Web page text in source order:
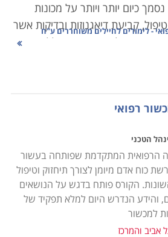
כיום יותר ויותר על מכונות
קביעת דיאגנוזות ובדיקות אשר
או פשוט לא היו קיימות כלל.
עלותו הכלכלית שמגיעה
חיוניותו לתפעולן השוטף של
הוא פועל.
, עלותה 2-3 מיליון דולר, וכל סריקה שלה
בתי חולים אשר מחזיקים
אותו בניצולת מירבית, לעתים
דבר שמן הסתם גורר בלאי מהיר יותר
שכזה עלולה לשבש פעילות באותו
- לימודים לחיילים משוחררים ע"ח
רפואי
הטכני
הרפואית המתקדמת שפותחה בעשור
כוח אדם מיומן לצורך תיחזוק וטיפול
הקורס פותח בדגש על הנושאים
והידע הנדרש היום למלא תפקיד של
למכשור
אביב והמרכז